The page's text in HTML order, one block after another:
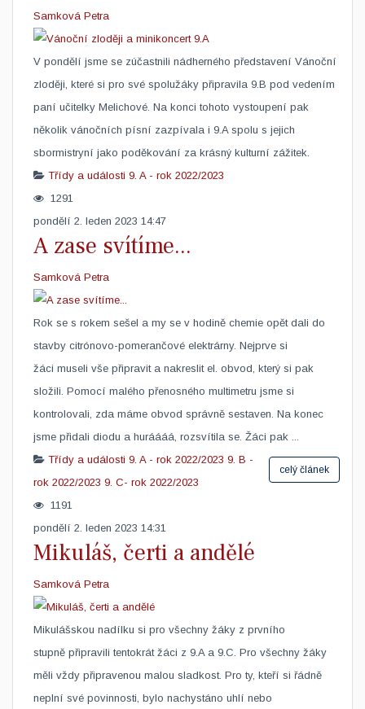
Samková Petra
V pondělí jsme se zúčastnili nádherného představení Vánoční
zloději, které si pro své spolužáky připravila 9.B pod vedením
paní učitelky Melichové. Na konci tohoto vystoupení pak
několik vánočních písní zazpívala i 9.A spolu s jejich
sbormistryní jako poděkování za krásný kulturní zážitek. ​ ​
Třídy a události 9. A - rok 2022/2023
1291
pondělí 2. leden 2023 14:47
A zase svítíme...
Samková Petra
Rok se s rokem sešel a my se v hodině chemie opět dali do
stavby citrónovo-pomerančové elektrárny. Nejprve si
žáci museli vše připravit a nakreslit el. obvod, který si pak
složili. Pomocí malého přenosného multimetru jsme si
kontrolovali, zda máme obvod správně sestaven. Na konec
jsme přidali diodu a huráááá, rozsvítila se. Žáci pak ...
celý článek
Třídy a události 9. A - rok 2022/2023 9. B -
rok 2022/2023 9. C- rok 2022/2023
1191
pondělí 2. leden 2023 14:31
Mikuláš, čerti a andělé
Samková Petra
​Mikulášskou nadílku si pro všechny žáky z prvního
stupně připravili tentokrát žáci z 9.A a 9.C. Pro všechny žáky
měli vždy připravenou malou sladkost. Pro ty, kteří si řádně
neplní své povinnosti, bylo nachystáno uhlí nebo